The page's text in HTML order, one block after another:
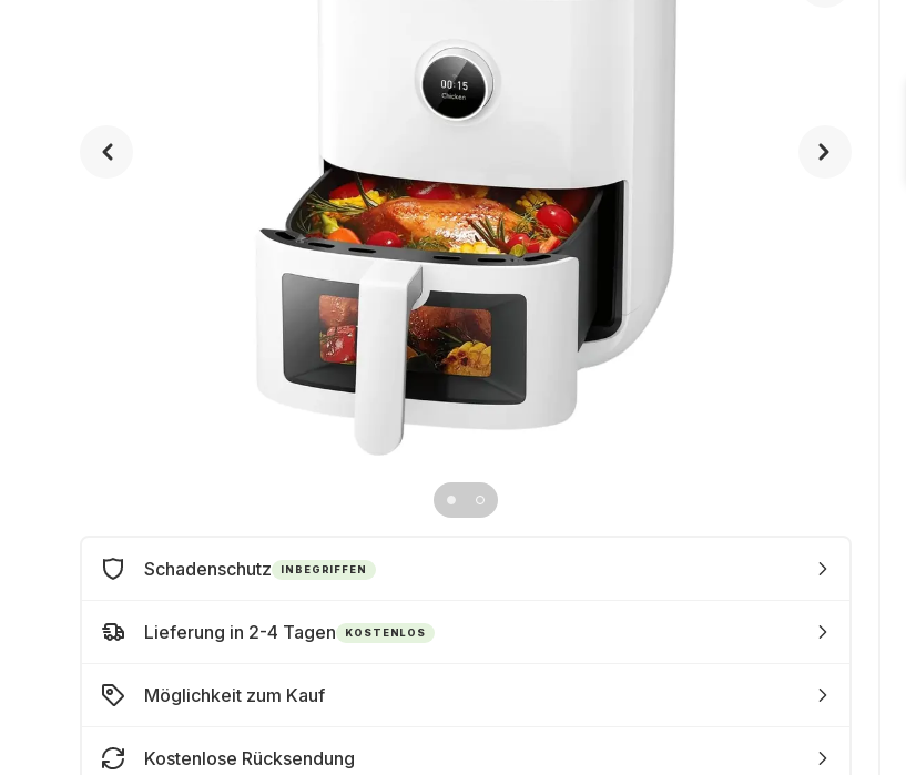
Schadenschutz INBEGRIFFEN
Lieferung in 2-4 Tagen KOSTENLOS
Möglichkeit zum Kauf
Kostenlose Rücksendung